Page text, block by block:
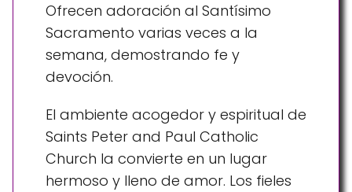
Ofrecen adoración al Santísimo
Sacramento varias veces a la
semana, demostrando fe y
devoción.
El ambiente acogedor y espiritual de
Saints Peter and Paul Catholic
Church la convierte en un lugar
hermoso y lleno de amor. Los fieles